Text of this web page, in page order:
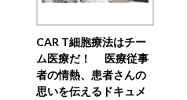
CAR T細胞療法はチー
ム医療だ！ 医療従事
者の情熱、患者さんの
思いを伝えるドキュメ